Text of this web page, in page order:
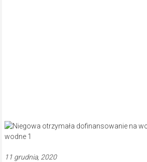
11 grudnia, 2020